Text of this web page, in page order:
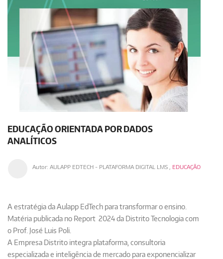
EDUCAÇÃO ORIENTADA POR DADOS
ANALÍTICOS
Autor: AULAPP EDTECH - PLATAFORMA DIGITAL LMS, EDUCAÇÃO
A estratégia da Aulapp EdTech para transformar o ensino.
Matéria publicada no Report 2024 da Distrito Tecnologia com
o Prof. José Luis Poli.
A Empresa Distrito integra plataforma, consultoria
especializadae inteligência de mercado para exponencializar